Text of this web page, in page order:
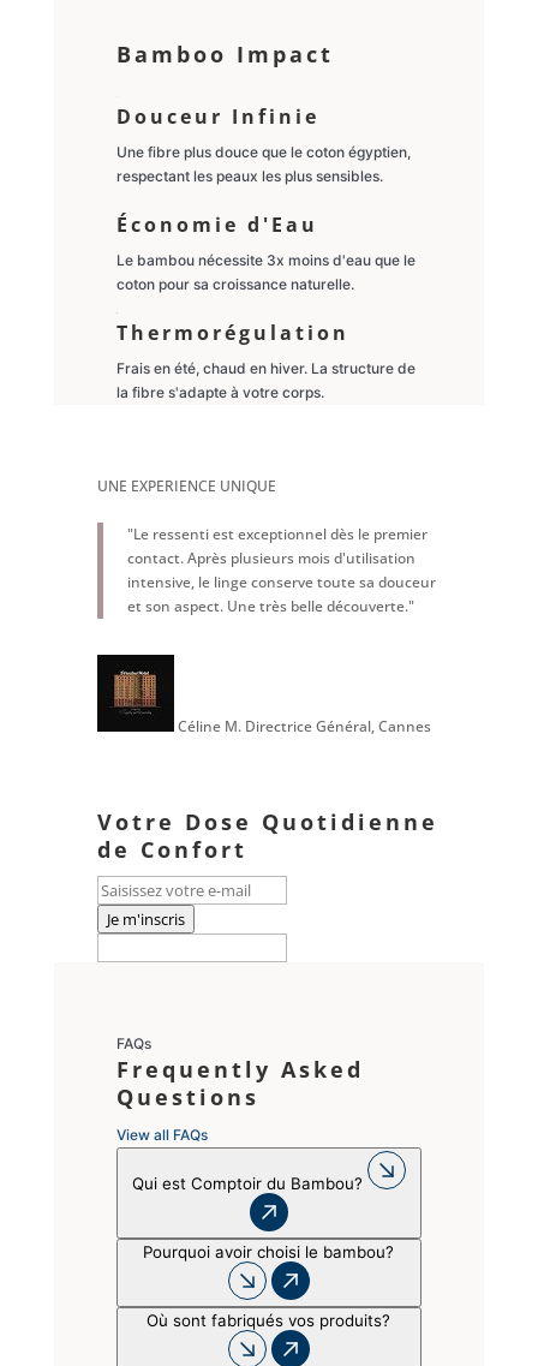
Bamboo Impact
Douceur Infinie
Une fibre plus douce que le coton égyptien,
respectant les peaux les plus sensibles.
Économie d'Eau
Le bambou nécessite 3x moins d'eau que le
coton pour sa croissance naturelle.
Thermorégulation
Frais en été, chaud en hiver. La structure de
la fibre s'adapte à votre corps.
UNE EXPERIENCE UNIQUE
"Le ressenti est exceptionnel dès le premier
contact. Après plusieurs mois d'utilisation
intensive, le linge conserve toute sa douceur
et son aspect. Une très belle découverte."
Céline M. Directrice Général, Cannes
Votre Dose Quotidienne
de Confort
Je m'inscris
FAQs
Frequently Asked
Questions
View all FAQs
Qui est Comptoir du Bambou?
Pourquoi avoir choisi le bambou?
Où sont fabriqués vos produits?